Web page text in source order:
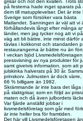
grisar och nöt den kvällen. Trots
på festerna hade inget sparats på
dem till matupplevelser. Det är inte
Sverige som försöker vara bästa
Matlandet. Sanningen är väl att vi
förhållandevis långt efter många
länder, men jag tycker nog att vi
väg att bli bättre, inte minst därför
tävlas i kokkonst och standarden
restaurangerna är bättre nu än förr.
I veckan bjöd
pressvisning av nya produkter för
samt givetvis information, som att
julskinka halverats på 30 år.
prinskorv. Julmusten är dock värre,
66 % billigare än 1982.
Skrämmande är inte bara det låga
på slaktgrisar, som en följd av
maten och då även julbordets
Var fjärde anställd jobbar i
livsmedelsföretag som går med
är inte heller bra för framtiden.
Det här vill Livsmedelsföretagen